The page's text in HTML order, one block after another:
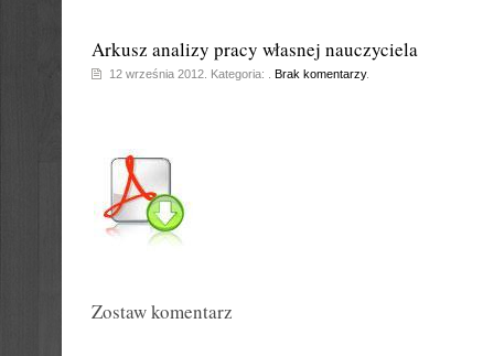
Arkusz analizy pracy własnej nauczyciela
12 września 2012. Kategoria: . Brak komentarzy.
Zostaw komentarz